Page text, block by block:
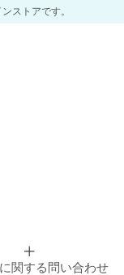
ストアです。
関する問い合わせ